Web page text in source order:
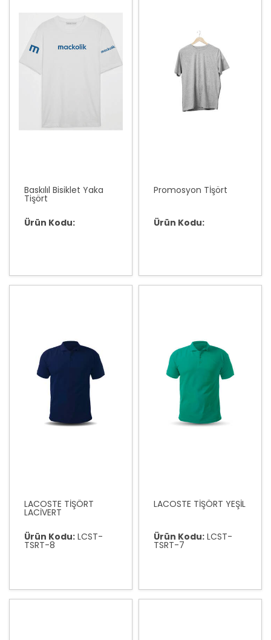
Baskılıl Bisiklet Yaka
Tişört
Ürün Kodu:
Promosyon Tİşört
Ürün Kodu:
LACOSTE TİŞÖRT
LACİVERT
Ürün Kodu: LCST-
TSRT-8
LACOSTE TİŞÖRT YEŞİL
Ürün Kodu: LCST-
TSRT-7